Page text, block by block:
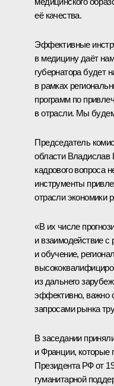
её качества.
Эффективные
в медицину даёт
губернатора будет
в рамках
программ по
в отрасли. Мы
Председатель
области
кадрового вопроса
инструменты
отрасли экономики
«В их числе
и взаимодействие
и обучение,
из дальнего
эффективно, важно
запросами рынка
В заседании
и Франции, которые
Президента РФ от
гуманитарной